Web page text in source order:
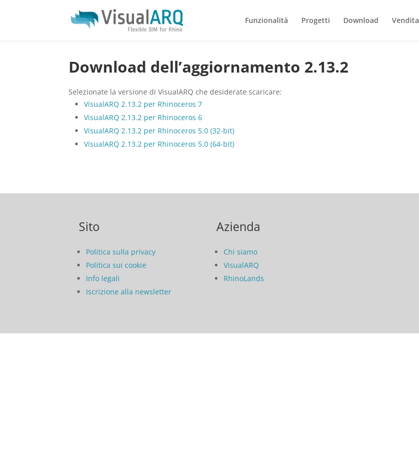
Funzionalità Progetti Download Vendita
Download dell’aggiornamento 2.13.2
Selezionate la versione di VisualARQ che desiderate scaricare:
VisualARQ 2.13.2 per Rhinoceros 7
VisualARQ 2.13.2 per Rhinoceros 6
VisualARQ 2.13.2 per Rhinoceros 5.0 (32-bit)
VisualARQ 2.13.2 per Rhinoceros 5.0 (64-bit)
Sito
Politica sulla privacy
Politica sui cookie
Info legali
Iscrizione alla newsletter
Azienda
Chi siamo
VisualARQ
RhinoLands